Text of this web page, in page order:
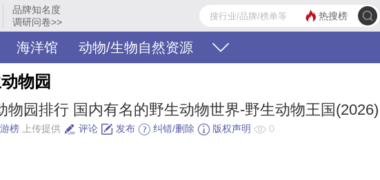
品牌知名度
调研问卷>>
热搜榜
海洋馆 动物/生物自然资源
物园
物园排行 国内有名的野生动物世界-野生动物王国(2026)
榜 上传提供 评论 发布 纠错/删除 版权声明 0